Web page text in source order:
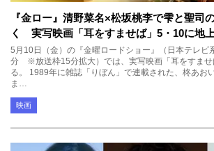
『金ロー』清野菜名×松坂桃李で雫と聖司
く 実写映画「耳をすませば」5・10に地
5月10日（金）の『金曜ロードショー』（日本テレ
分 ※放送枠15分拡大）では、実写映画「耳をすませ
る。 1989年に雑誌「りぼん」で連載された、柊あお
ま…
映画